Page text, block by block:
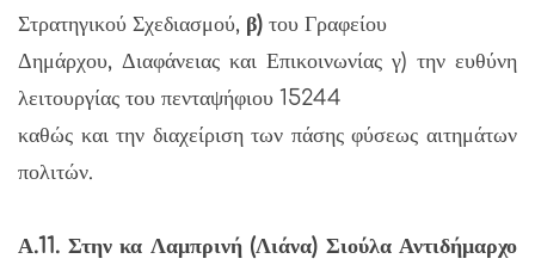
Στρατηγικού Σχεδιασμού, β) του Γραφείου
Δημάρχου, Διαφάνειας και Επικοινωνίας γ) την ευθύνη
λειτουργίας του πενταψήφιου 15244
καθώς και την διαχείριση των πάσης φύσεως αιτημάτων
πολιτών.
Α.11. Στην κα Λαμπρινή (Λιάνα) Σιούλα Αντιδήμαρχο